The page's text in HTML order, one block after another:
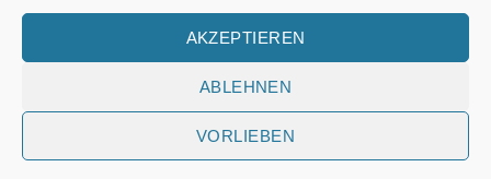
AKZEPTIEREN
ABLEHNEN
VORLIEBEN
neue Produkte und Wasser-Technologieen
Fehler:Kontaktformular wurde nicht gefunden.
COOKIE-RICHTLINIE (EU)